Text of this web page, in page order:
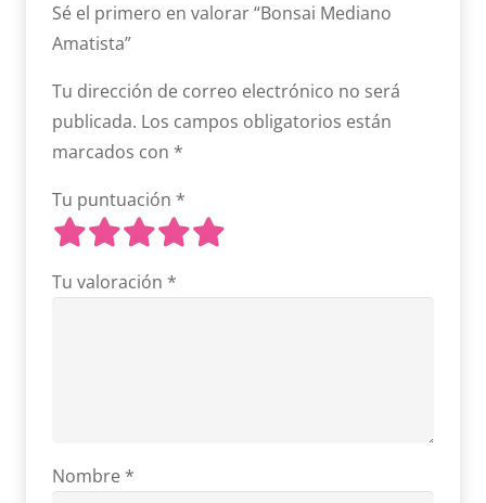
Sé el primero en valorar “Bonsai Mediano
Amatista”
Tu dirección de correo electrónico no será
publicada. Los campos obligatorios están
marcados con *
Tu puntuación *
Tu valoración *
Nombre *